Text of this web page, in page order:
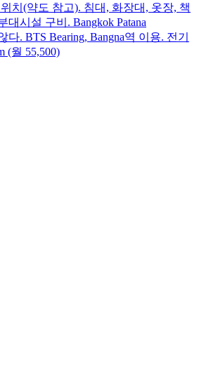
위치(약도 참고). 침대, 화장대, 옷장, 책
시설 구비. Bangkok Patana
. BTS Bearing, Bangna역 이용. 전기
(월 55,500)